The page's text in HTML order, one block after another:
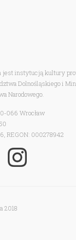
jest instytucją kultury
Dolnośląskiego i
Narodowego.
066 Wrocław
REGON: 000278942
2018